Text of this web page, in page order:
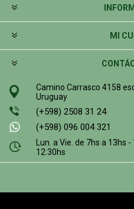
MI
Camino Carrasco 4158
Uruguay
(+598) 2508 31 24
(+598) 096 004 321
Lun. a Vie. de 7hs a 13hs
12:30hs